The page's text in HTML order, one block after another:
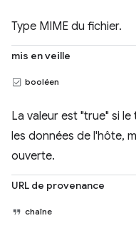
Type MIME du fichier.
mis en veille
booléen
La valeur est "true" si
les données de l'hôte,
ouverte.
URL de provenance
chaîne